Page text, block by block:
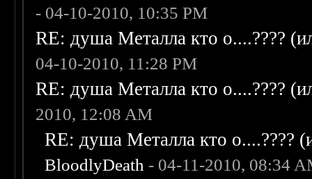
- 04-10-2010, 10:35 PM
RE: душа Металла кто о....????
04-10-2010, 11:28 PM
RE: душа Металла кто о....????
2010, 12:08 AM
RE: душа Металла кто о....????
BloodlyDeath - 04-11-2010, 08:34